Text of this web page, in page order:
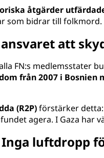
åtgärder
som bidrar till
att
FN:s medlemsstater
dom från 2007 i Bosnien
(R2P)förstärker
agera. I Gaza har
luftdropp